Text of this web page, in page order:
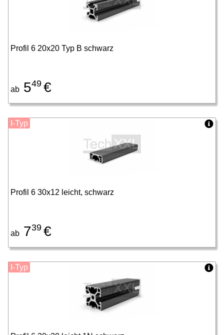
Profil 6 20x20 Typ B schwarz
ab 549 €
Profil 6 30x12 leicht, schwarz
ab 739 €
I-Typ
I-Typ